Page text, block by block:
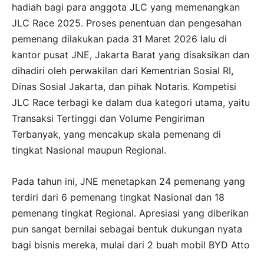
hadiah bagi para anggota JLC yang memenangkan
JLC Race 2025. Proses penentuan dan pengesahan
pemenang dilakukan pada 31 Maret 2026 lalu di
kantor pusat JNE, Jakarta Barat yang disaksikan dan
dihadiri oleh perwakilan dari Kementrian Sosial RI,
Dinas Sosial Jakarta, dan pihak Notaris. Kompetisi
JLC Race terbagi ke dalam dua kategori utama, yaitu
Transaksi Tertinggi dan Volume Pengiriman
Terbanyak, yang mencakup skala pemenang di
tingkat Nasional maupun Regional.
Pada tahun ini, JNE menetapkan 24 pemenang yang
terdiri dari 6 pemenang tingkat Nasional dan 18
pemenang tingkat Regional. Apresiasi yang diberikan
pun sangat bernilai sebagai bentuk dukungan nyata
bagi bisnis mereka, mulai dari 2 buah mobil BYD Atto